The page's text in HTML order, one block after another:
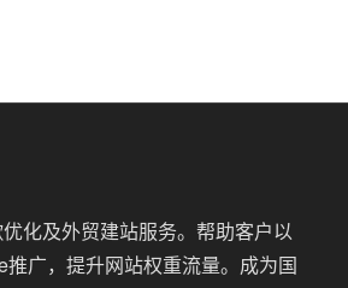
化及外贸建站服务。帮助客户以
广，提升网站权重流量。成为国